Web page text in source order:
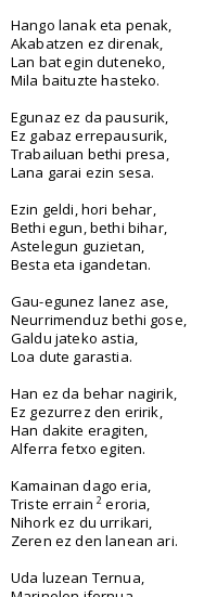
Hango lanak eta penak,
Akabatzen ez direnak,
Lan bat egin duteneko,
Mila baituzte hasteko.
Egunaz ez da pausurik,
Ez gabaz errepausurik,
Trabailuan bethi presa,
Lana garai ezin sesa.
Ezin geldi, hori behar,
Bethi egun, bethi bihar,
Astelegun guzietan,
Besta eta igandetan.
Gau-egunez lanez ase,
Neurrimenduz bethi gose,
Galdu jateko astia,
Loa dute garastia.
Han ez da behar nagirik,
Ez gezurrez den eririk,
Han dakite eragiten,
Alferra fetxo egiten.
Kamainan dago eria,
Triste errain 2 eroria,
Nihork ez du urrikari,
Zeren ez den lanean ari.
Uda luzean Ternua,